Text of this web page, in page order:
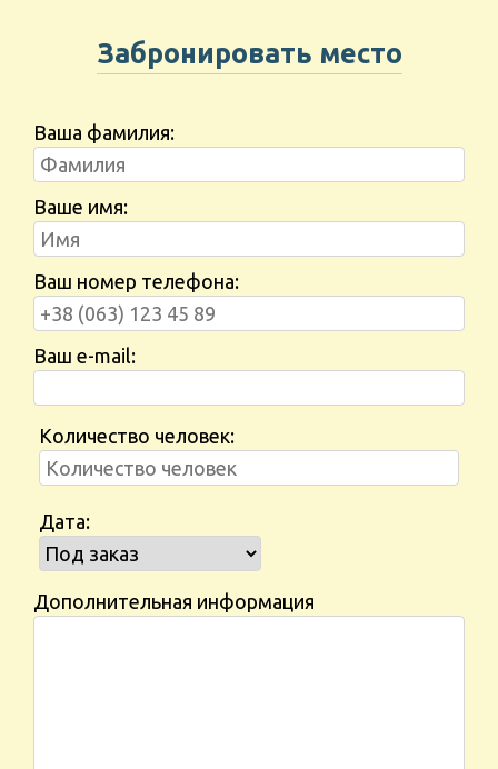
Забронировать место
Ваша фамилия:
Ваше имя:
Ваш номер телефона:
Ваш e-mail:
Количество человек:
Дата:
Дополнительная информация